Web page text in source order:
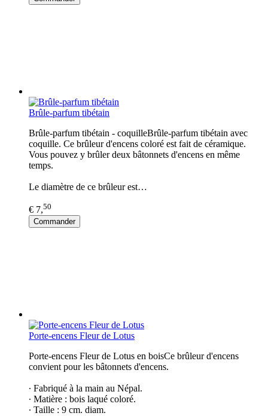
Brûle-parfum tibétain
Brûle-parfum tibétain - coquilleBrûle-parfum tibétain avec
coquille. Ce brûleur d'encens coloré est fait de céramique.
Vous pouvez y brûler deux bâtonnets d'encens en même
temps.
Le diamètre de ce brûleur est…
€ 7,50
Commander
Porte-encens Fleur de Lotus
Porte-encens Fleur de Lotus en boisCe brûleur d'encens
convient pour les bâtonnets d'encens.
∙ Fabriqué à la main au Népal.
∙ Matière : bois laqué coloré.
∙ Taille : 9 cm. diam.